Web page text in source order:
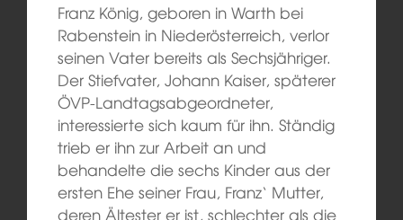
Franz König, geboren in Warth bei
Rabenstein in Niederösterreich, verlor
seinen Vater bereits als Sechsjähriger.
Der Stiefvater, Johann Kaiser, späterer
ÖVP-Landtagsabgeordneter,
interessierte sich kaum für ihn. Ständig
trieb er ihn zur Arbeit an und
behandelte die sechs Kinder aus der
ersten Ehe seiner Frau, Franz‘ Mutter,
deren Ältester er ist, schlechter als die